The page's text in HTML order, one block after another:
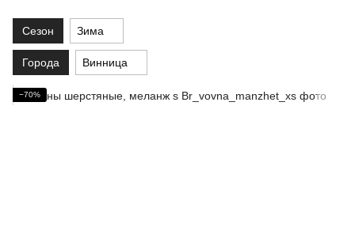
Сезон Зима
Города Винница
−70%